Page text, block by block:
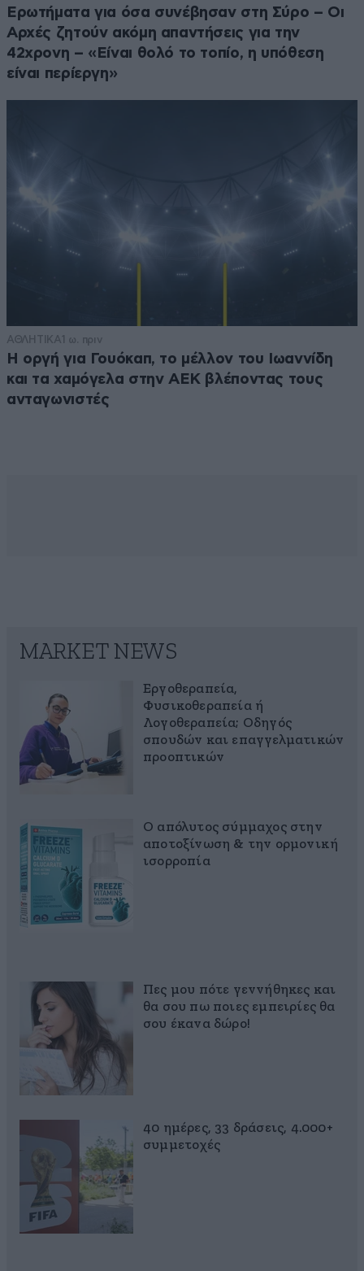
Ερωτήματα για όσα συνέβησαν στη Σύρο – Οι
Αρχές ζητούν ακόμη απαντήσεις για την
42χρονη – «Είναι θολό το τοπίο, η υπόθεση
είναι περίεργη»
ΑΘΛΗΤΙΚΑ1 ω. πριν
Η οργή για Γουόκαπ, το μέλλον του Ιωαννίδη
και τα χαμόγελα στην ΑΕΚ βλέποντας τους
ανταγωνιστές
MARKET NEWS
Εργοθεραπεία,
Φυσικοθεραπεία ή
Λογοθεραπεία; Οδηγός
σπουδών και επαγγελματικών
προοπτικών
Ο απόλυτος σύμμαχος στην
αποτοξίνωση & την ορμονική
ισορροπία
Πες μου πότε γεννήθηκες και
θα σου πω ποιες εμπειρίες θα
σου έκανα δώρο!
40 ημέρες, 33 δράσεις, 4.000+
συμμετοχές